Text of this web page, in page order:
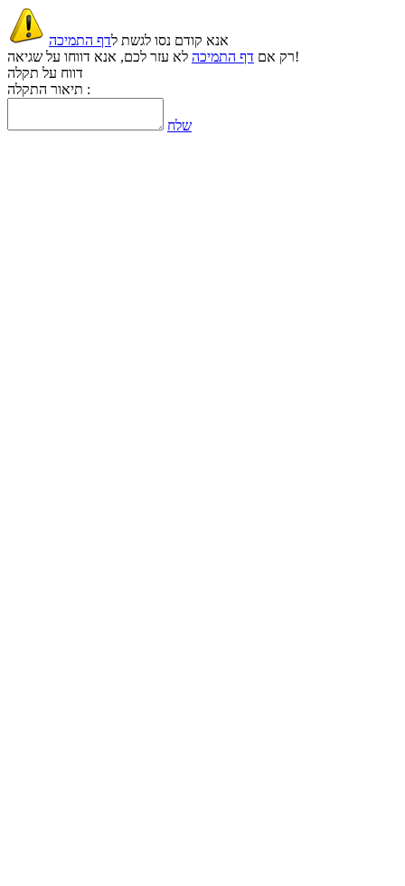
אנא קודם נסו לגשת לדף התמיכה
רק אם דף התמיכה
לא עזר לכם, אנא דווחו על שגיאה!
דווח על תקלה
תיאור התקלה :
שלח